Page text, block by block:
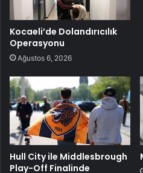
Kocaeli’de Dolandırıcılık
Operasyonu
Ağustos 6, 2026
Hull City ile Middlesbrough
Play-Off Finalinde